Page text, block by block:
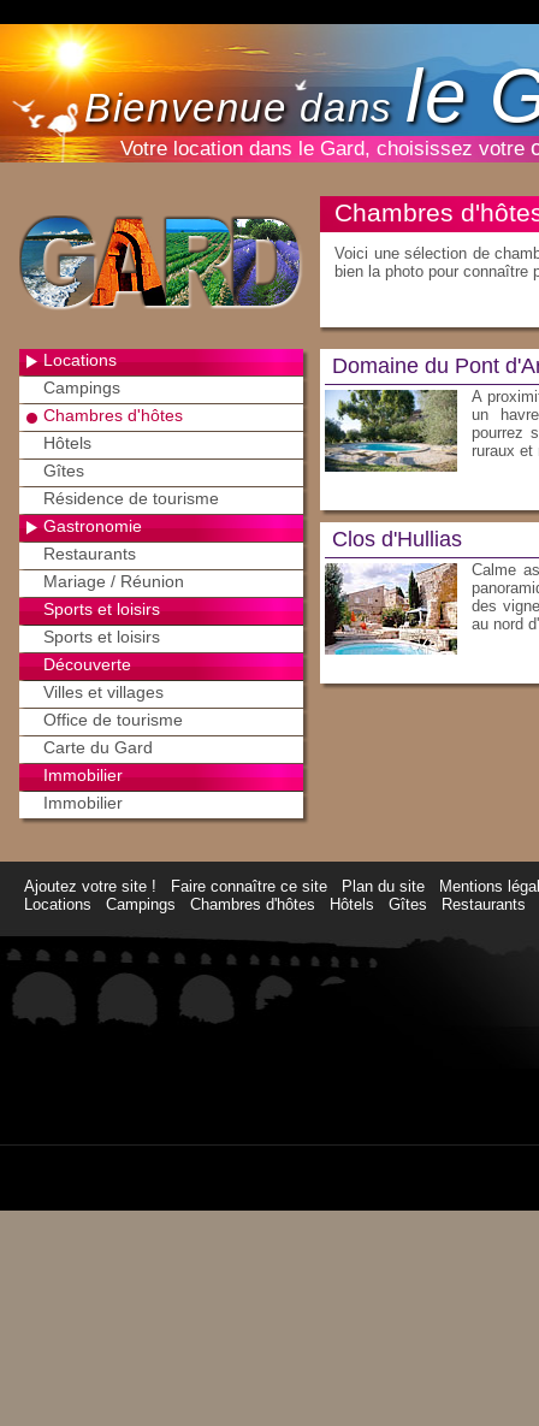
Bienvenue dans le
Votre location dans le Gard, choisissez votre
Locations
Campings
Chambres d'hôtes
Hôtels
Gîtes
Résidence de tourisme
Gastronomie
Restaurants
Mariage / Réunion
Sports et loisirs
Sports et loisirs
Découverte
Villes et villages
Office de tourisme
Carte du Gard
Immobilier
Immobilier
Chambres
Voici une sélection de
bien la photo pour connaître
Domaine du Pont
A
un
pourrez
ruraux et
Clos d'Hullias
Calme
des
au nord
Ajoutez votre site ! Faire connaître ce site Plan du site
Mentions
Locations
Campings Chambres d'hôtes Hôtels Gîtes Restaurants